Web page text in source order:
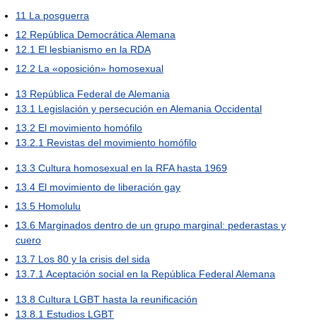
11 La posguerra
12 República Democrática Alemana
12.1 El lesbianismo en la RDA
12.2 La «oposición» homosexual
13 República Federal de Alemania
13.1 Legislación y persecución en Alemania Occidental
13.2 El movimiento homófilo
13.2.1 Revistas del movimiento homófilo
13.3 Cultura homosexual en la RFA hasta 1969
13.4 El movimiento de liberación gay
13.5 Homolulu
13.6 Marginados dentro de un grupo marginal: pederastas y
cuero
13.7 Los 80 y la crisis del sida
13.7.1 Aceptación social en la República Federal Alemana
13.8 Cultura LGBT hasta la reunificación
13.8.1 Estudios LGBT